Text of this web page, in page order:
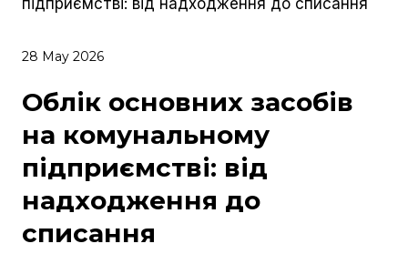
28 May 2026
Облік основних засобів
на комунальному
підприємстві: від
надходження до
списання